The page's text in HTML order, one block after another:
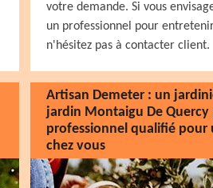
votre demande. Si vous
un professionnel pour
n'hésitez pas à contacter client.
Artisan Demeter : un
jardin Montaigu De Quercy
professionnel qualifié pour
chez vous